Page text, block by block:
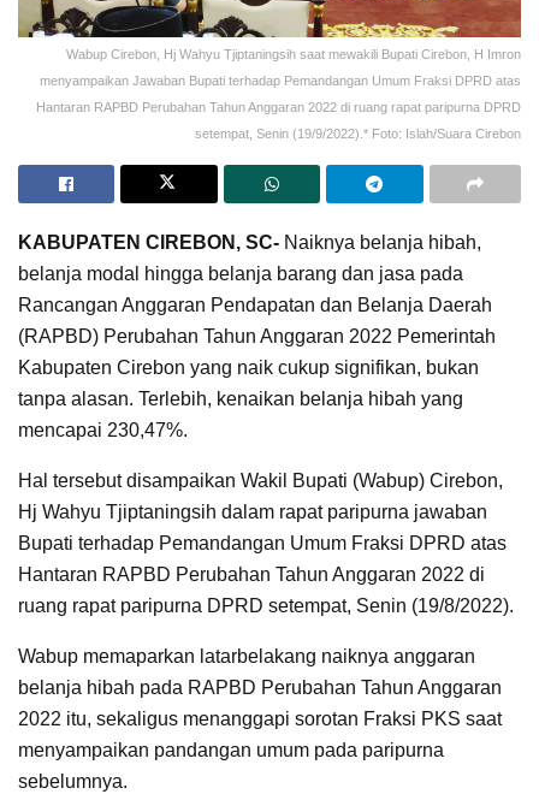
Wabup Cirebon, Hj Wahyu Tjiptaningsih saat mewakili Bupati Cirebon, H Imron
menyampaikan Jawaban Bupati terhadap Pemandangan Umum Fraksi DPRD atas
Hantaran RAPBD Perubahan Tahun Anggaran 2022 di ruang rapat paripurna DPRD
setempat, Senin (19/9/2022).* Foto: Islah/Suara Cirebon
KABUPATEN CIREBON, SC- Naiknya belanja hibah,
belanja modal hingga belanja barang dan jasa pada
Rancangan Anggaran Pendapatan dan Belanja Daerah
(RAPBD) Perubahan Tahun Anggaran 2022 Pemerintah
Kabupaten Cirebon yang naik cukup signifikan, bukan
tanpa alasan. Terlebih, kenaikan belanja hibah yang
mencapai 230,47%.
Hal tersebut disampaikan Wakil Bupati (Wabup) Cirebon,
Hj Wahyu Tjiptaningsih dalam rapat paripurna jawaban
Bupati terhadap Pemandangan Umum Fraksi DPRD atas
Hantaran RAPBD Perubahan Tahun Anggaran 2022 di
ruang rapat paripurna DPRD setempat, Senin (19/8/2022).
Wabup memaparkan latarbelakang naiknya anggaran
belanja hibah pada RAPBD Perubahan Tahun Anggaran
2022 itu, sekaligus menanggapi sorotan Fraksi PKS saat
menyampaikan pandangan umum pada paripurna
sebelumnya.